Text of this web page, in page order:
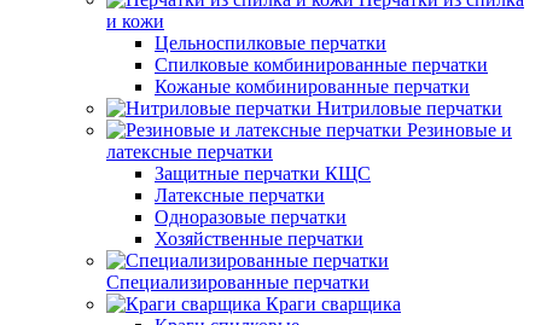
и кожи
Цельноспилковые перчатки
Спилковые комбинированные перчатки
Кожаные комбинированные перчатки
Нитриловые перчатки
Резиновые и
латексные перчатки
Защитные перчатки КЩС
Латексные перчатки
Одноразовые перчатки
Хозяйственные перчатки
Специализированные перчатки
Краги сварщика